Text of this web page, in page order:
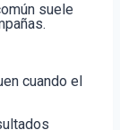
suele
cuando el